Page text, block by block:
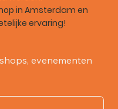
in Amsterdam en
ervaring!
evenementen